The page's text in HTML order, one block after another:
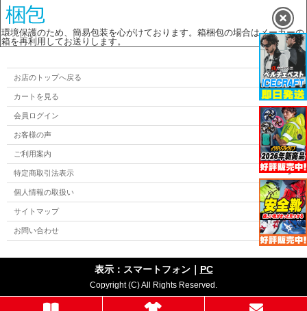
環境保護のため、簡易包装を心がけております。箱梱包の場合はメーカーの
箱を再利用してお送りします。
お店のトップへ戻る
カートを見る
会員ログイン
お客様の声
ご利用案内
特定商取引法表示
個人情報の取扱い
サイトマップ
お問い合わせ
表示：スマートフォン｜ PC
Copyright (C) All Rights Reserved.